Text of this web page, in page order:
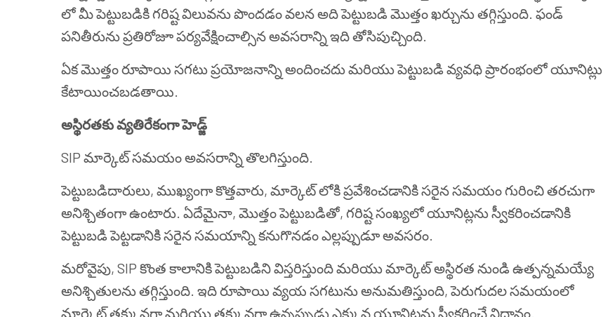
లో మీ పెట్టుబడికి గరిష్ట విలువను పొందడం వలన అది పెట్టుబడి మొత్తం ఖర్చును తగ్గిస్తుంది. ఫండ్
పనితీరును ప్రతిరోజూ పర్యవేక్షించాల్సిన అవసరాన్ని ఇది తోసిపుచ్చింది.
ఏక మొత్తం రూపాయి సగటు ప్రయోజనాన్ని అందించదు మరియు పెట్టుబడి వ్యవధి ప్రారంభంలో యూనిట్లు
కేటాయించబడతాయి.
అస్థిరతకు వ్యతిరేకంగా హెడ్జ్
SIP మార్కెట్ సమయం అవసరాన్ని తొలగిస్తుంది.
పెట్టుబడిదారులు, ముఖ్యంగా కొత్తవారు, మార్కెట్‌ లోకి ప్రవేశించడానికి సరైన సమయం గురించి తరచుగా
అనిశ్చితంగా ఉంటారు. ఏదేమైనా, మొత్తం పెట్టుబడితో, గరిష్ట సంఖ్యలో యూనిట్లను స్వీకరించడానికి
పెట్టుబడి పెట్టడానికి సరైన సమయాన్ని కనుగొనడం ఎల్లప్పుడూ అవసరం.
మరోవైపు, SIP కొంత కాలానికి పెట్టుబడిని విస్తరిస్తుంది మరియు మార్కెట్ అస్థిరత నుండి ఉత్పన్నమయ్యే
అనిశ్చితులను తగ్గిస్తుంది. ఇది రూపాయి వ్యయ సగటును అనుమతిస్తుంది, పెరుగుదల సమయంలో
మార్కెట్ తక్కువగా మరియు తక్కువగా ఉన్నప్పుడు ఎక్కువ యూనిట్లను స్వీకరించే విధానం.